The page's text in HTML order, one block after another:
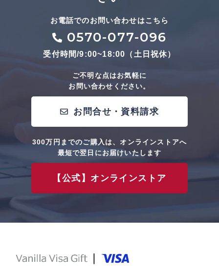
お電話でのお問い合わせはこちら
0570-077-096
受付時間/9:00~18:00（土日祝休）
ご不明な点はお気軽に
お問い合わせください。
お問合せ・資料請求
300万円までのご購入は、オンラインストアへ
最短で翌日にお届けいたします
【公式】オンラインストア